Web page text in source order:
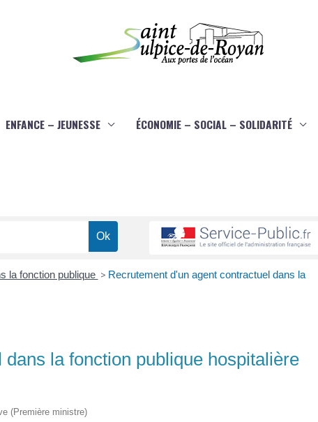
ENFANCE – JEUNESSE ÉCONOMIE – SOCIAL – SOLIDARITÉ
la fonction publique > Recrutement d'un agent contractuel dans la
la fonction publique hospitalière
(Première ministre)